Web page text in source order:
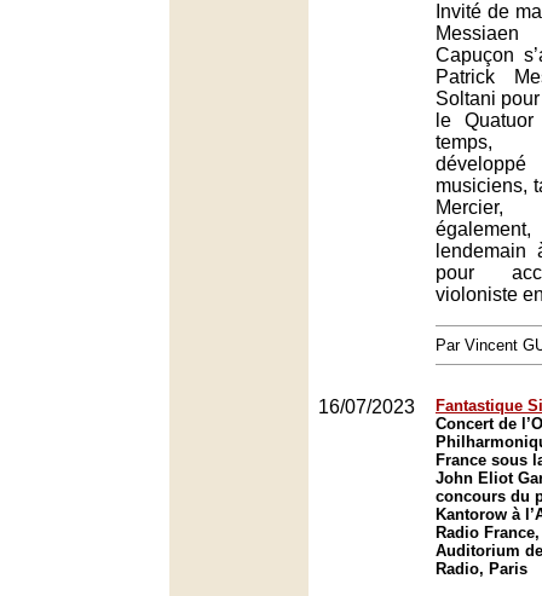
Invité de
Messiaen
Capuçon
Patrick
Soltani
le
temps,
musiciens,
lendemain
pour
violoniste
Par Vincent
16/07/2023
Fantastique
Concert de
France sous
John Eliot
concours du
Kantorow à
Radio
Auditorium
Radio, Paris